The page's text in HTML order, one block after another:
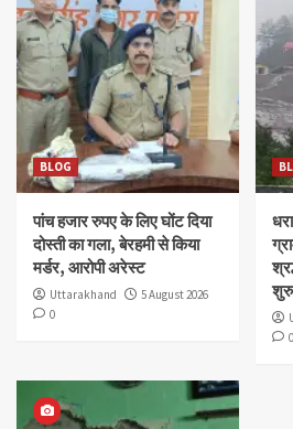
BLOG
पांच हजार रुपए के लिए घोंट दिया
दोस्ती का गला, बेरहमी से किया
मर्डर, आरोपी अरेस्ट
Uttarakhand
5 August 2026
0
0